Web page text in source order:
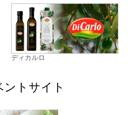
ディカルロ
ントサイト